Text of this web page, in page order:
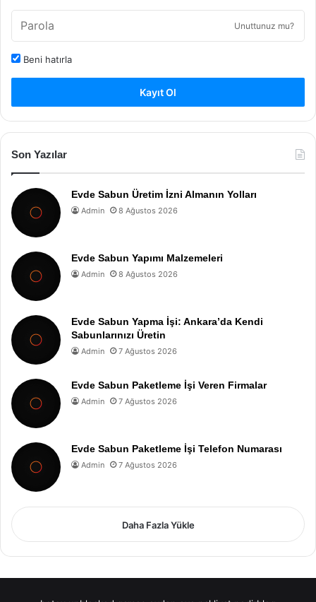
Unuttunuz mu?
Beni hatırla
Kayıt Ol
Son Yazılar
Evde Sabun Üretim İzni Almanın Yolları
Admin 8 Ağustos 2026
Evde Sabun Yapımı Malzemeleri
Admin 8 Ağustos 2026
Evde Sabun Yapma İşi: Ankara’da Kendi
Sabunlarınızı Üretin
Admin 7 Ağustos 2026
Evde Sabun Paketleme İşi Veren Firmalar
Admin 7 Ağustos 2026
Evde Sabun Paketleme İşi Telefon Numarası
Admin 7 Ağustos 2026
Daha Fazla Yükle